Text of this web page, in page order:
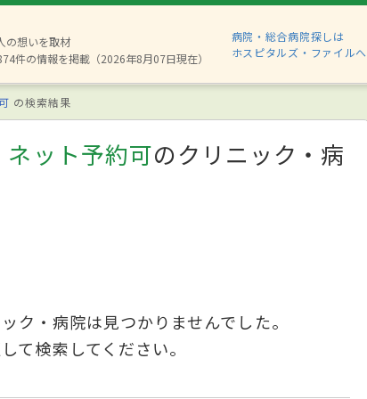
の想いを取材
件の情報を掲載（2026年8月07日現在）
病院・総合病院探しは
ホスピタルズ・ファイルへ
の検索結果
ット予約可のクリニック・病
ク・病院は見つかりませんでした。
て検索してください。